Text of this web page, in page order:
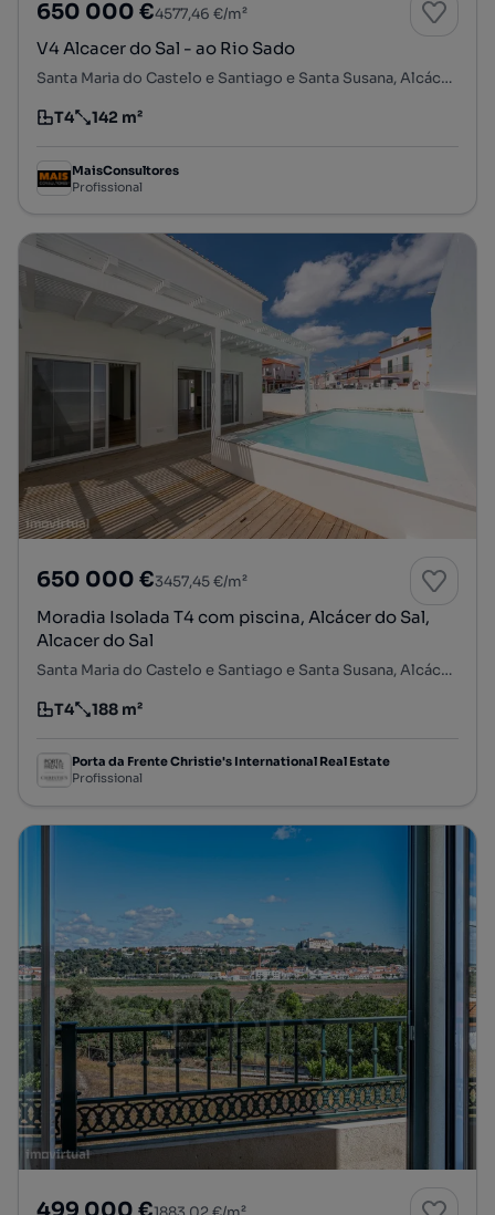
650 000 €4577,46 €/m²
V4 Alcacer do Sal - ao Rio Sado
Santa Maria do Castelo e Santiago e Santa Susana, Alcácer do Sal, Setúbal
Tipologia
T4
Preço por metro quadrado
142 m²
MaisConsultores
Profissional
650 000 €3457,45 €/m²
Moradia Isolada T4 com piscina, Alcácer do Sal,
Alcacer do Sal
Santa Maria do Castelo e Santiago e Santa Susana, Alcácer do Sal, Setúbal
Tipologia
T4
Preço por metro quadrado
188 m²
Porta da Frente Christie's International Real Estate
Profissional